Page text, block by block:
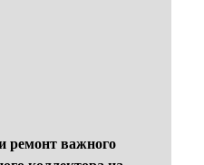
ремонт важного